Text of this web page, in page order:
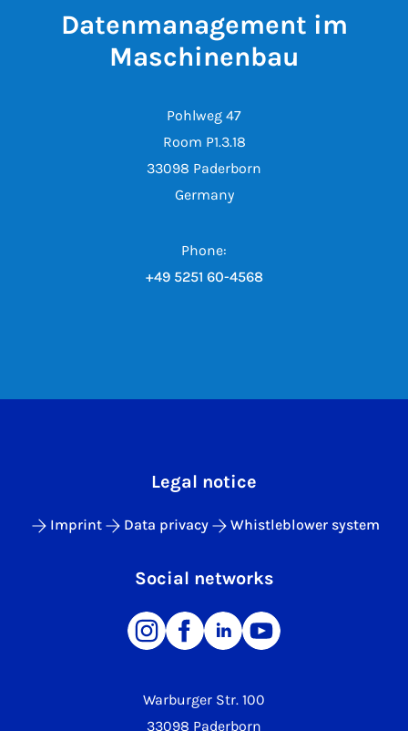
Datenmanagement im
Maschinenbau
Pohlweg 47
Room P1.3.18
33098 Paderborn
Germany
Phone:
+49 5251 60-4568
Warburger Str. 100
33098 Paderborn
Legal notice
Imprint Data privacy Whistleblower system
Social networks